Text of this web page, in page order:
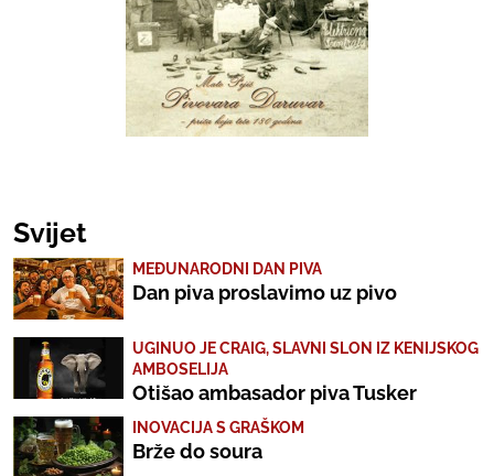
Svijet
MEĐUNARODNI DAN PIVA
Dan piva proslavimo uz pivo
UGINUO JE CRAIG, SLAVNI SLON IZ KENIJSKOG
AMBOSELIJA
Otišao ambasador piva Tusker
INOVACIJA S GRAŠKOM
Brže do soura